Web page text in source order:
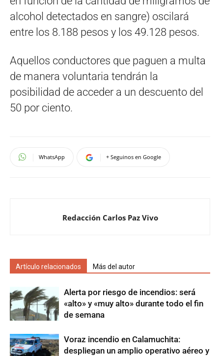
alcohol detectados en sangre) oscilará
entre los 8.188 pesos y los 49.128 pesos.
Aquellos conductores que paguen a multa
de manera voluntaria tendrán la
posibilidad de acceder a un descuento del
50 por ciento.
WhatsApp + Seguinos en Google
Redacción Carlos Paz Vivo
Artículo relacionados Más del autor
Alerta por riesgo de incendios: será
«alto» y «muy alto» durante todo el fin
de semana
Voraz incendio en Calamuchita:
despliegan un amplio operativo aéreo y